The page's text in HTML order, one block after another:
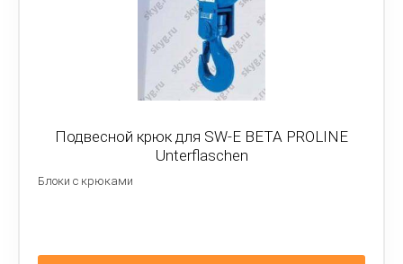
Подвесной крюк для SW-E BETA PROLINE
Unterflaschen
Блоки с крюками